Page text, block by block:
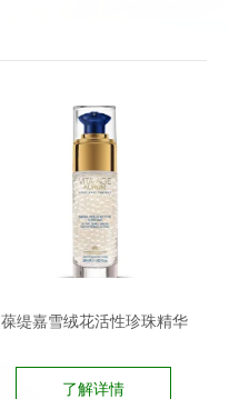
葆缇嘉雪绒花活性珍珠精华
了解详情